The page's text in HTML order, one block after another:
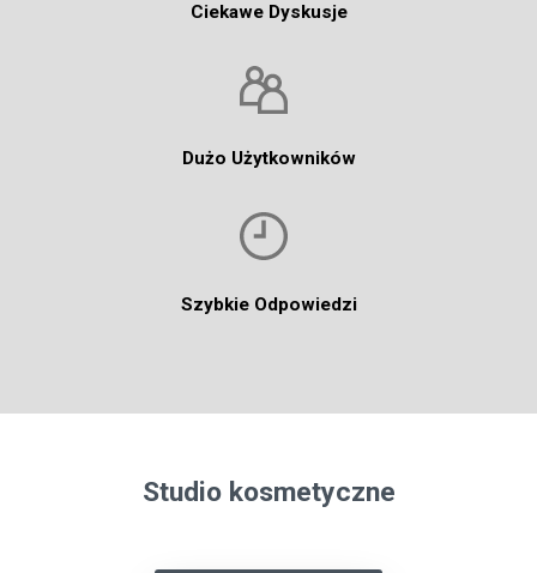
Ciekawe Dyskusje
Dużo Użytkowników
Szybkie Odpowiedzi
Studio kosmetyczne